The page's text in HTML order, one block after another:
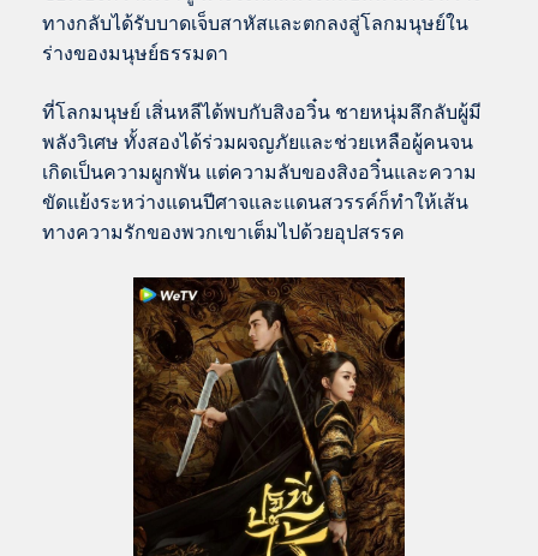
ทางกลับได้รับบาดเจ็บสาหัสและตกลงสู่โลกมนุษย์ใน
ร่างของมนุษย์ธรรมดา
ที่โลกมนุษย์ เสิ่นหลีได้พบกับสิงอวิ๋น ชายหนุ่มลึกลับผู้มี
พลังวิเศษ ทั้งสองได้ร่วมผจญภัยและช่วยเหลือผู้คนจน
เกิดเป็นความผูกพัน แต่ความลับของสิงอวิ๋นและความ
ขัดแย้งระหว่างแดนปีศาจและแดนสวรรค์ก็ทำให้เส้น
ทางความรักของพวกเขาเต็มไปด้วยอุปสรรค